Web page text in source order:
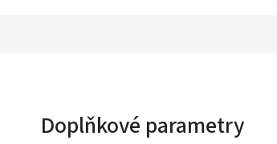
Doplňkové parametry